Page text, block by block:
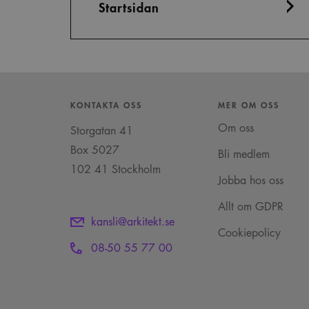
Startsidan
KONTAKTA OSS
Storgatan 41
Box 5027
102 41 Stockholm
kansli@arkitekt.se
08-50 55 77 00
MER OM OSS
Om oss
Bli medlem
Jobba hos oss
Allt om GDPR
Cookiepolicy